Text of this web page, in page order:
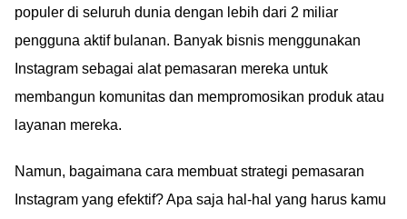
populer di seluruh dunia dengan lebih dari 2 miliar
pengguna aktif bulanan. Banyak bisnis menggunakan
Instagram sebagai alat pemasaran mereka untuk
membangun komunitas dan mempromosikan produk atau
layanan mereka.
Namun, bagaimana cara membuat strategi pemasaran
Instagram yang efektif? Apa saja hal-hal yang harus kamu